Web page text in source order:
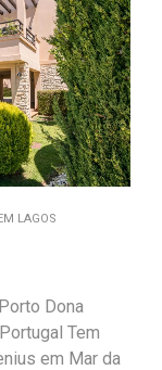
LAGOS
Dona
Tem
em Mar da